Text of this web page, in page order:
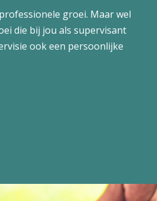
groei. Maar wel
die bij jou als supervisant
ook een persoonlijke